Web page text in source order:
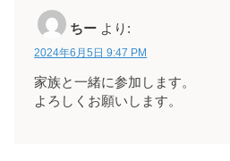
ちー より:
2024年6月5日 9:47 PM
家族と一緒に参加します。
よろしくお願いします。